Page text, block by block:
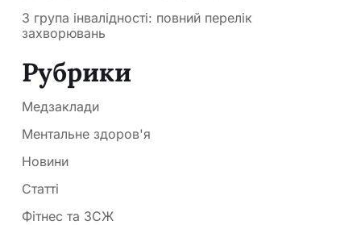
3 група інвалідності: повний перелік
захворювань
Рубрики
Медзаклади
Ментальне здоров'я
Новини
Статті
Фітнес та ЗСЖ